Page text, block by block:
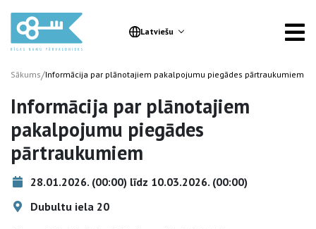
Latviešu
Sākums/Informācija par plānotajiem pakalpojumu piegādes pārtraukumiem
Informācija par plānotajiem
pakalpojumu piegādes
pārtraukumiem
28.01.2026. (00:00) līdz 10.03.2026. (00:00)
Dubultu iela 20